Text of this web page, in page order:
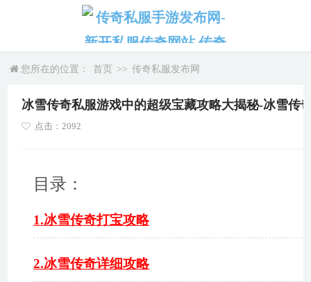
您所在的位置： 首页 >> 传奇私服发布网
冰雪传奇私服游戏中的超级宝藏攻略大揭秘-冰雪传
点击：2092
目录：
1.冰雪传奇打宝攻略
2.冰雪传奇详细攻略